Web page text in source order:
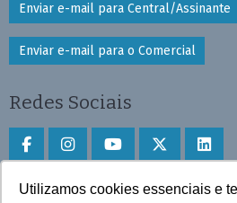
Utilizamos cookies essenciais e
Enviar e-mail para Central/Assinante
Enviar e-mail para o Comercial
Redes Sociais